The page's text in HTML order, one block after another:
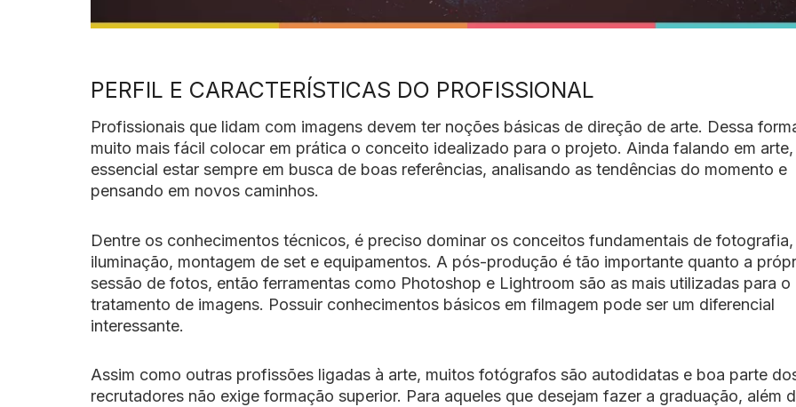
PERFIL E CARACTERÍSTICAS DO PROFISSIONAL
Profissionais que lidam com imagens devem ter noções básicas de direção de arte. Dessa
muito mais fácil colocar em prática o conceito idealizado para o projeto. Ainda falando em arte,
essencial estar sempre em busca de boas referências, analisando as tendências do momento e
pensando em novos caminhos.
Dentre os conhecimentos técnicos, é preciso dominar os conceitos fundamentais de
iluminação, montagem de set e equipamentos. A pós-produção é tão importante quanto a
sessão de fotos, então ferramentas como Photoshop e Lightroom são as mais utilizadas para o
tratamento de imagens. Possuir conhecimentos básicos em filmagem pode ser um diferencial
interessante.
Assim como outras profissões ligadas à arte, muitos fotógrafos são autodidatas e boa parte
recrutadores não exige formação superior. Para aqueles que desejam fazer a graduação, além